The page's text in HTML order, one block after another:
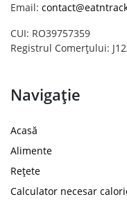
Email:
CUI: RO39757359
Registrul Comerțului:
Navigație
Acasă
Alimente
Rețete
Calculator necesar